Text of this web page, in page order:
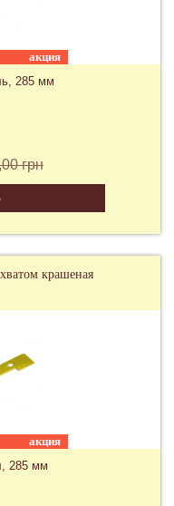
акция
285 мм
грн
крашеная
акция
285 мм